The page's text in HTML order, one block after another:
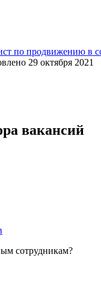
по продвижению в
29 октября 2021
вакансий
сотрудникам?